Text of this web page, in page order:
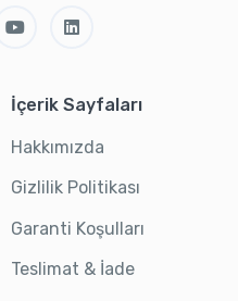
İçerik Sayfaları
Hakkımızda
Gizlilik Politikası
Garanti Koşulları
Teslimat & İade